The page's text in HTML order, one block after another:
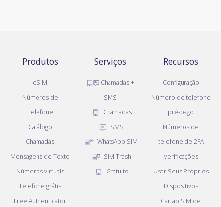
Produtos
eSIM
Números de
Telefone
Catálogo
Chamadas
Mensagens de Texto
Números virtuais
Telefone grátis
Free Authenticator
Serviços
Chamadas +
SMS
Chamadas
SMS
WhatsApp SIM
SIM Trash
Gratuito
Recursos
Configuração
Número de telefone
pré-pago
Números de
telefone de 2FA
Verificações
Usar Seus Próprios
Dispositivos
Cartão SIM de